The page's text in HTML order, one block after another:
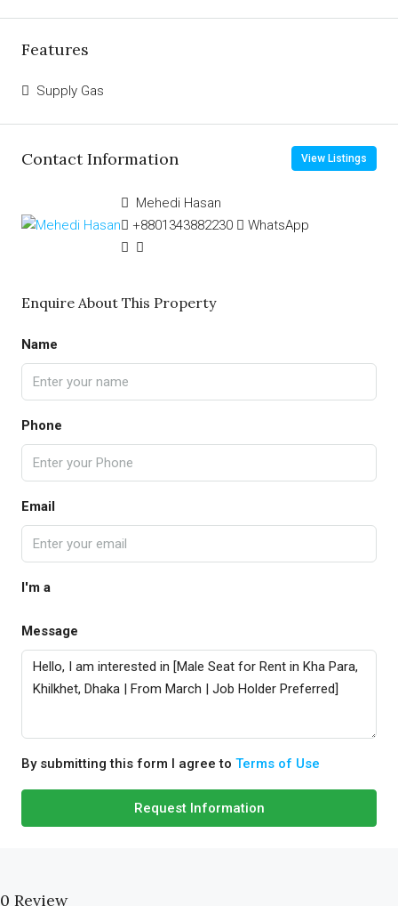
Features
Supply Gas
Contact Information View Listings
Mehedi Hasan
+8801343882230
WhatsApp
Enquire About This Property
Name
Phone
Email
I'm a
Message
By submitting this form I agree to Terms of Use
Request Information
0 Review